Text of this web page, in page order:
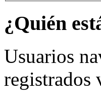
¿Quién
Usuarios
registrados